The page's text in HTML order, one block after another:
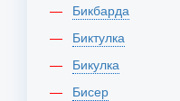
Бикбарда
Биктулка
Бикулка
Бисер